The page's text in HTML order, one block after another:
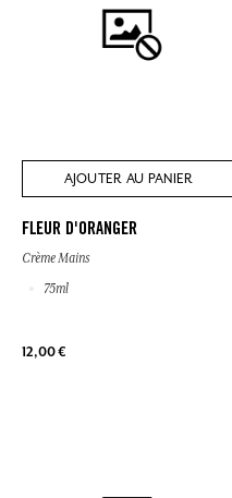
AJOUTER AU PANIER
FLEUR D'ORANGER
Crème Mains
75ml
12,00 €